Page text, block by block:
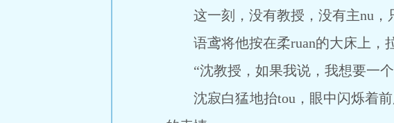
这一刻，没有教授，没有主nu，
语鸢将他按在柔ruan的大床上，拉
“沈教授，如果我说，我想要一个
沈寂白猛地抬tou，眼中闪烁着前